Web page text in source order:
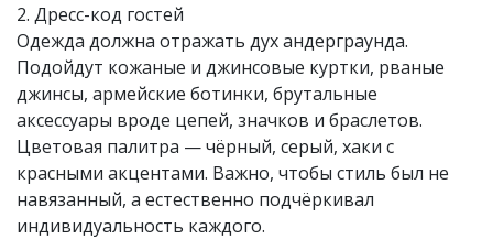
2. Дресс-код гостей
Одежда должна отражать дух андерграунда.
Подойдут кожаные и джинсовые куртки, рваные
джинсы, армейские ботинки, брутальные
аксессуары вроде цепей, значков и браслетов.
Цветовая палитра — чёрный, серый, хаки с
красными акцентами. Важно, чтобы стиль был не
навязанный, а естественно подчёркивал
индивидуальность каждого.